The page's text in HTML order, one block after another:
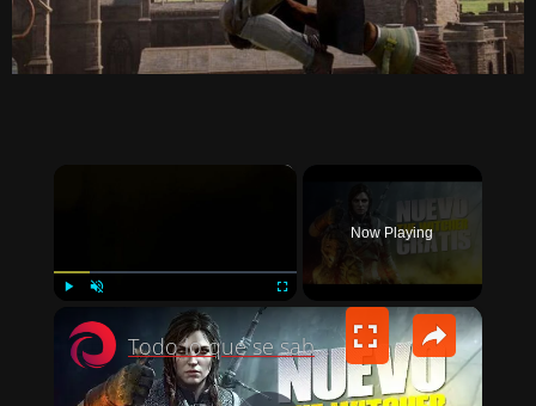
×
Now Playing
×
Todo lo que se sabe del nuevo THE WITCHER cooperativo gratis para PC y móviles